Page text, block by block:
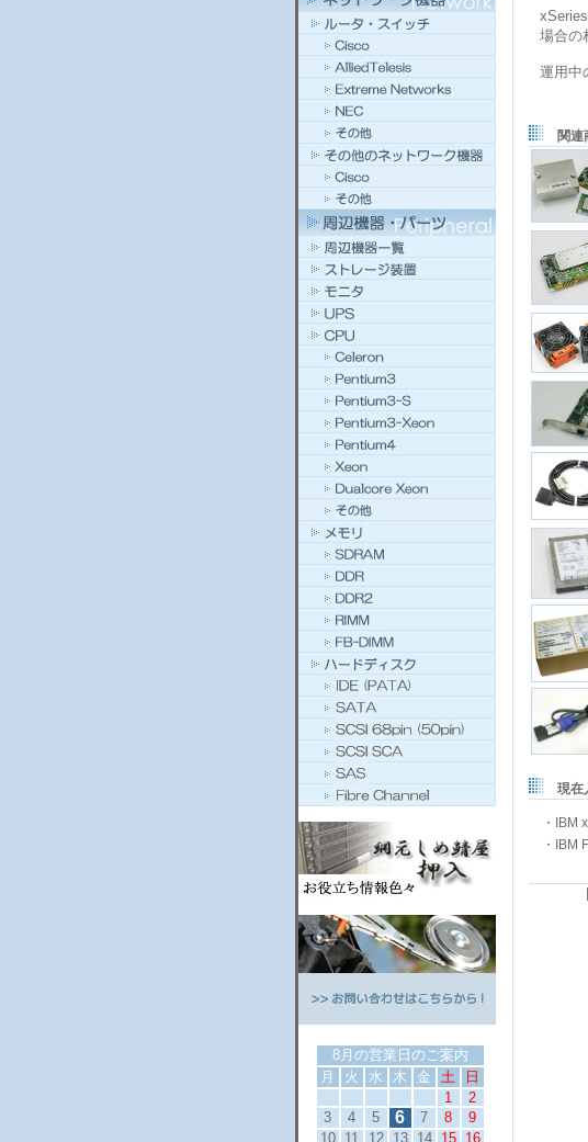
8月の営業日のご案内
月
火 水 木 金 土
日
1
2
3
4 5 6 7 8
9
10
11 12 13 14 15 16
場合の
運用中
関連
現在
・
IBM
・
IBM